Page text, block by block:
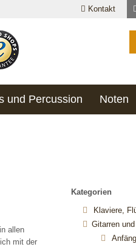
Kontakt
und Percussion Noten
allen
mit der
Kategorien
Klaviere,
Gitarren